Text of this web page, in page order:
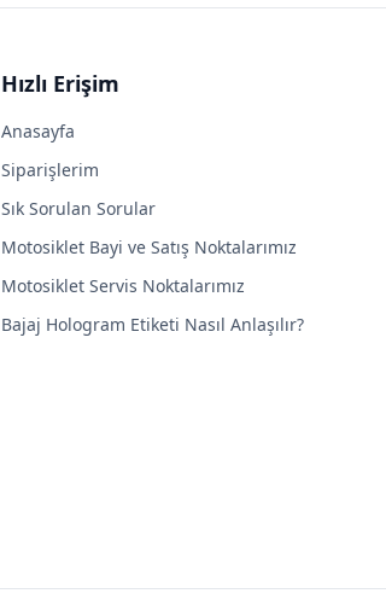
Hızlı Erişim
Anasayfa
Siparişlerim
Sık Sorulan Sorular
Motosiklet Bayi ve Satış Noktalarımız
Motosiklet Servis Noktalarımız
Bajaj Hologram Etiketi Nasıl Anlaşılır?